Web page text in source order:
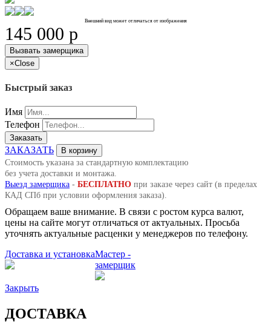
Внешний вид может отличаться от изображения
145 000 p
Вызвать замерщика
×Close
Быстрый заказ
Имя
Телефон
Заказать
ЗАКАЗАТЬ
В корзину
Стоимость указана за стандартную комплектацию
без учета доставки и монтажа.
Выезд замерщика - БЕСПЛАТНО при заказе через сайт (в пределах
КАД СПб при условии оформления заказа).
Обращаем ваше внимание. В связи с ростом курса валют,
цены на сайте могут отличаться от актуальных. Просьба
уточнять актуальные расценки у менеджеров по телефону.
Доставка и установкаМастер -
замерщик
Закрыть
ДОСТАВКА